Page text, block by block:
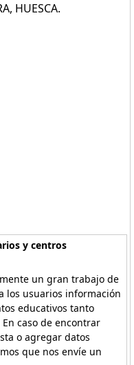
HUESCA.
y centros
un gran trabajo de
los usuarios información
educativos tanto
caso de encontrar
o agregar datos
que nos envíe un